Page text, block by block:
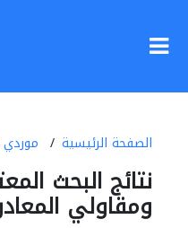
الصفحة الرئيسية
نتائج البحث
ومقاولي